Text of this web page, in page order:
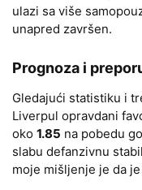
ulazi sa više
unapred završen.
Prognoza i
Gledajući statistiku i
Liverpul opravdani
oko 1.85 na pobedu
slabu defanzivnu
moje mišljenje je da je